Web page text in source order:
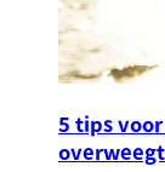
5 tips
overweegt